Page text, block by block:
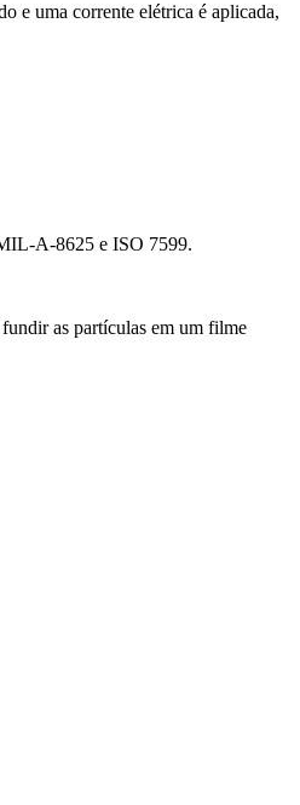
e uma corrente elétrica é aplicada,
A-8625 e ISO 7599.
as partículas em um filme